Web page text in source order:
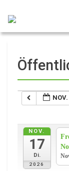
NOV.
17
Di.
2026